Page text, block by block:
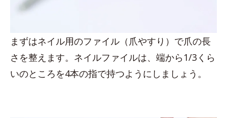
まずはネイル用のファイル（爪やすり）で爪の長
さを整えます。ネイルファイルは、端から1/3くら
いのところを4本の指で持つようにしましょう。